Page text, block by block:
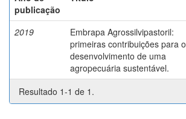
publicação
2019
Embrapa Agrossilvipastoril:
primeiras contribuições para o
desenvolvimento de uma
agropecuária sustentável.
Resultado 1-1 de 1.